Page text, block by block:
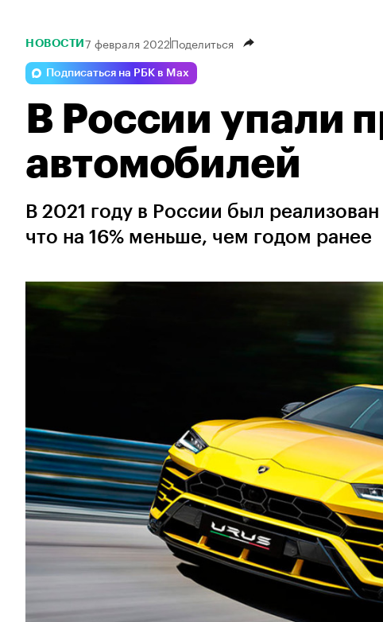
НОВОСТИ 7 февраля 2022Поделиться
Подписаться на РБК в Max
В России упали
автомобилей
В 2021 году в России был
что на 16% меньше, чем годом ранее